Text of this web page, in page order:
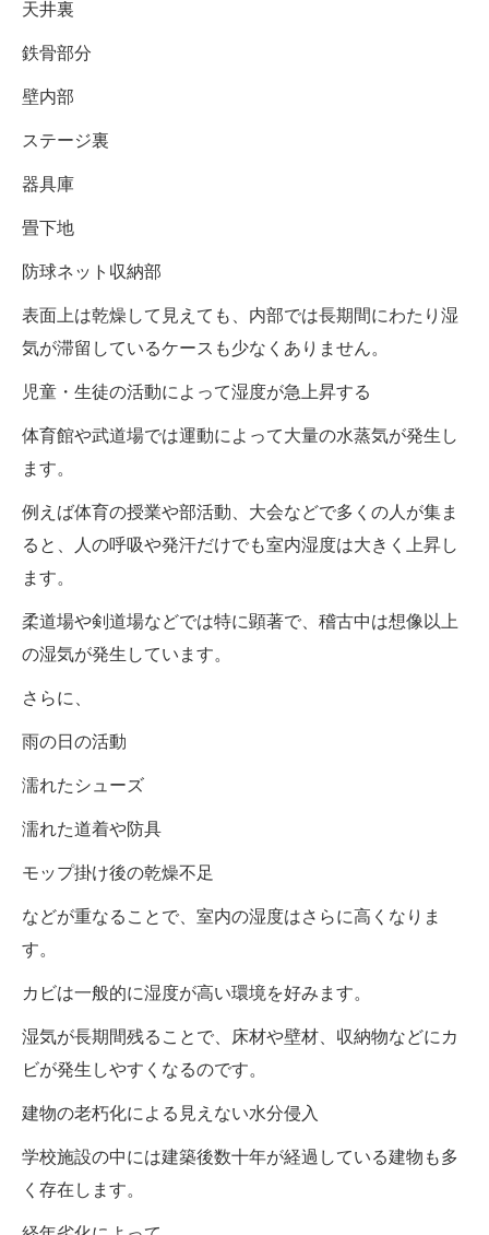
天井裏
鉄骨部分
壁内部
ステージ裏
器具庫
畳下地
防球ネット収納部
表面上は乾燥して見えても、内部では長期間にわたり湿
気が滞留しているケースも少なくありません。
児童・生徒の活動によって湿度が急上昇する
体育館や武道場では運動によって大量の水蒸気が発生し
ます。
例えば体育の授業や部活動、大会などで多くの人が集ま
ると、人の呼吸や発汗だけでも室内湿度は大きく上昇し
ます。
柔道場や剣道場などでは特に顕著で、稽古中は想像以上
の湿気が発生しています。
さらに、
雨の日の活動
濡れたシューズ
濡れた道着や防具
モップ掛け後の乾燥不足
などが重なることで、室内の湿度はさらに高くなりま
す。
カビは一般的に湿度が高い環境を好みます。
湿気が長期間残ることで、床材や壁材、収納物などにカ
ビが発生しやすくなるのです。
建物の老朽化による見えない水分侵入
学校施設の中には建築後数十年が経過している建物も多
く存在します。